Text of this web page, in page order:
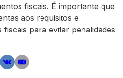
fiscais. É importante que
aos requisitos e
para evitar penalidades